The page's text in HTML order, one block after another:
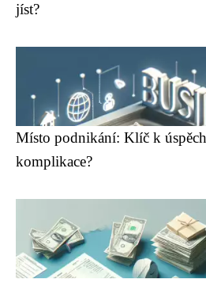
jíst?
Místo podnikání: Klíč k
komplikace?